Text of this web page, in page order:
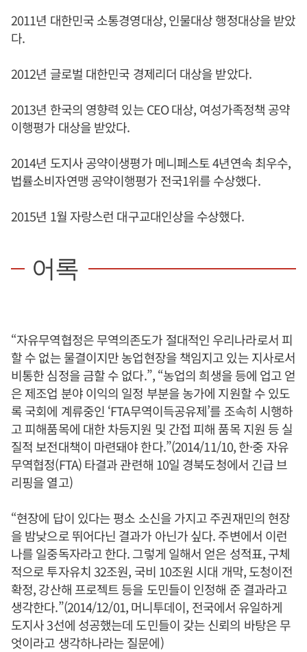
2011년 대한민국 소통경영대상, 인물대상 행정대상을 받았
다.
2012년 글로벌 대한민국 경제리더 대상을 받았다.
2013년 한국의 영향력 있는 CEO 대상, 여성가족정책 공약
이행평가 대상을 받았다.
2014년 도지사 공약이생평가 메니페스토 4년연속 최우수,
법률소비자연맹 공약이행평가 전국1위를 수상했다.
2015년 1월 자랑스런 대구교대인상을 수상했다.
어록
“자유무역협정은 무역의존도가 절대적인 우리나라로서 피
할 수 없는 물결이지만 농업현장을 책임지고 있는 지사로서
비통한 심정을 금할 수 없다.”, “농업의 희생을 등에 업고 얻
은 제조업 분야 이익의 일정 부분을 농가에 지원할 수 있도
록 국회에 계류중인 ‘FTA무역이득공유제’를 조속히 시행하
고 피해품목에 대한 차등지원 및 간접 피해 품목 지원 등 실
질적 보전대책이 마련돼야 한다.”(2014/11/10, 한·중 자유
무역협정(FTA) 타결과 관련해 10일 경북도청에서 긴급 브
리핑을 열고)
“현장에 답이 있다는 평소 소신을 가지고 주권재민의 현장
을 밤낮으로 뛰어다닌 결과가 아닌가 싶다. 주변에서 이런
나를 일중독자라고 한다. 그렇게 일해서 얻은 성적표, 구체
적으로 투자유치 32조원, 국비 10조원 시대 개막, 도청이전
확정, 강산해 프로젝트 등을 도민들이 인정해 준 결과라고
생각한다.”(2014/12/01, 머니투데이, 전국에서 유일하게
도지사 3선에 성공했는데 도민들이 갖는 신뢰의 바탕은 무
엇이라고 생각하나라는 질문에)